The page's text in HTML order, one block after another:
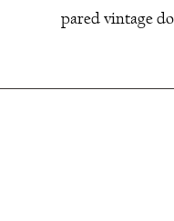
pared vintage